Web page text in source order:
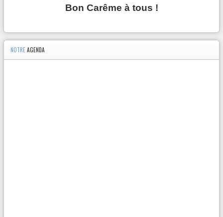
Bon Carême à tous !
NOTREAGENDA